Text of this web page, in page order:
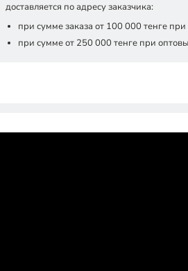
доставляется по адресу заказчика:
при сумме заказа от 100 000 тенге
при сумме от 250 000 тенге при